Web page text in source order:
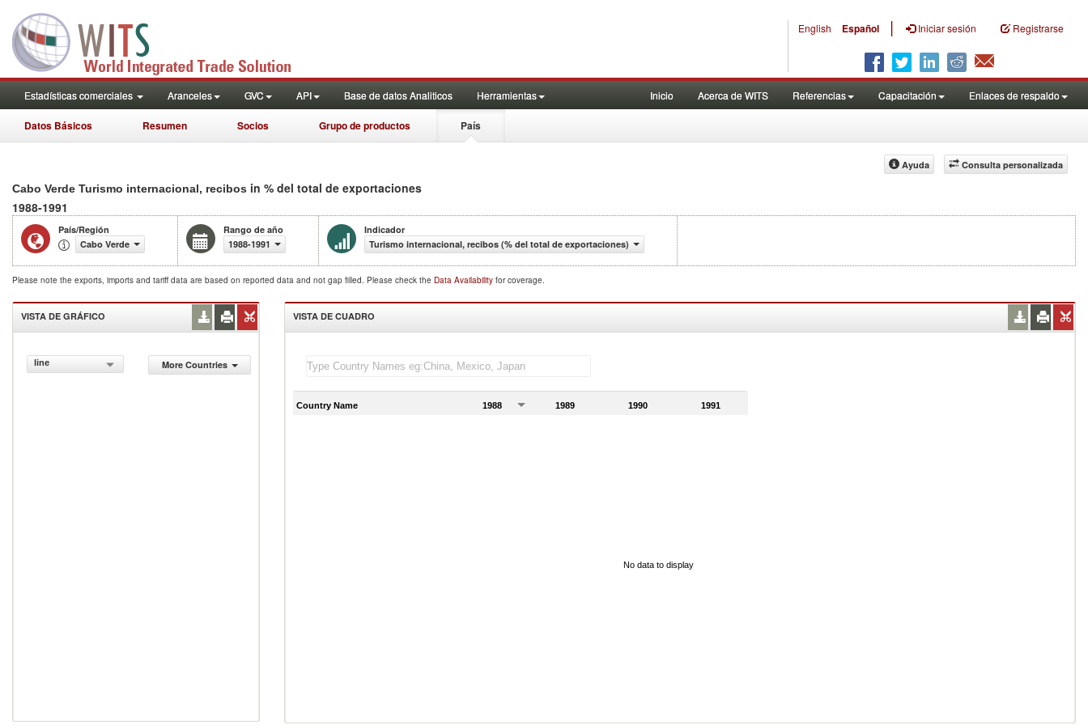
English Español | Iniciar sesión Registrarse
Estadísticas comerciales Aranceles GVC API Base de datos Analiticos Herramientas Inicio Acerca de WITS Referencias Capacitación Enlaces de respaldo
Datos Básicos Resumen Socios Grupo de productos País
Consulta personalizada
Ayuda
Cabo Verde Turismo internacional, recibos in % del total de exportaciones
1988-1991
País/Región
Cabo Verde
Rango de año
1988-1991
Indicador
Turismo internacional, recibos (% del total de exportaciones)
Please note the exports, imports and tariff data are based on reported data and not gap filled. Please check the Data Availability for coverage.
VISTA DE GRÁFICO
line More Countries
VISTA DE CUADRO
Country Name 1988 1989 1990 1991
No data to display